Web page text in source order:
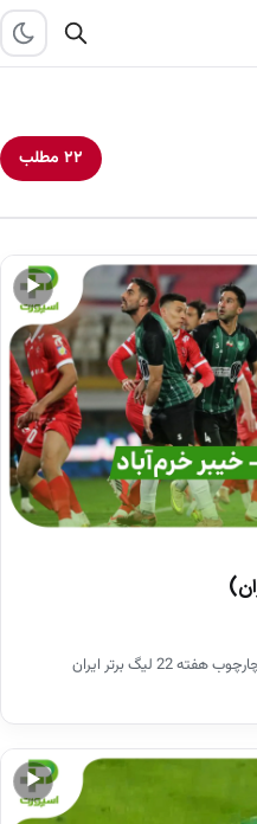
۲۲ مطلب
▶
خلاصه بازی پرسپولیس و خیبر خرم آباد در چارچوب هفته 22 لیگ برتر ایران
▶